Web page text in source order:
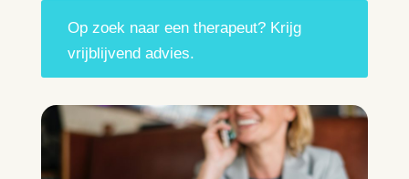
Op zoek naar een therapeut? Krijg
vrijblijvend advies.